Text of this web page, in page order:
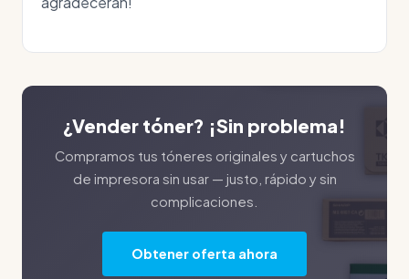
¿Vender tóner? ¡Sin problema!
Compramos tus tóneres originales y cartuchos
de impresora sin usar — justo, rápido y sin
complicaciones.
Obtener oferta ahora